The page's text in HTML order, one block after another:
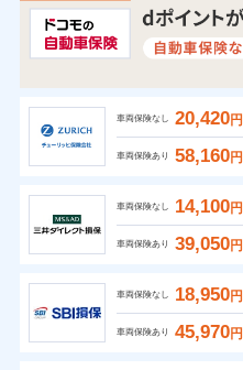
車両保険なし 20,420円
車両保険あり 58,160円
車両保険なし 14,100円
車両保険あり 39,050円
車両保険なし 18,950円
車両保険あり 45,970円